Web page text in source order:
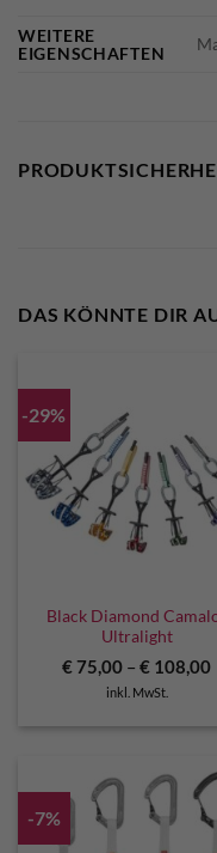
WEITERE
EIGENSCHAFTEN
DAS KÖNNTE DIR
-29%
Black Diamond
Ultralight
€75,00 – € 108,00
inkl. MwSt.
-7%